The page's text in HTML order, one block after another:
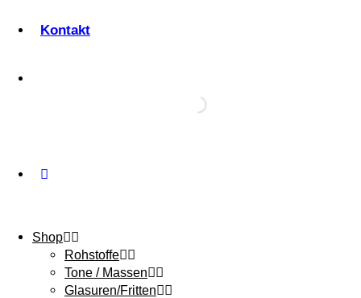
Kontakt
Shop
Rohstoffe
Tone / Massen
Glasuren/Fritten